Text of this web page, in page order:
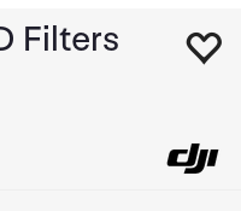
Filters